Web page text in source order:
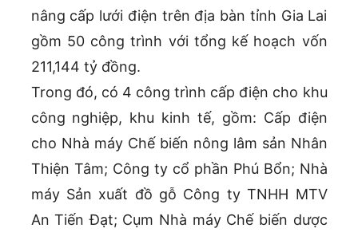
nâng cấp lưới điện trên địa bàn tỉnh Gia Lai
gồm 50 công trình với tổng kế hoạch vốn
211,144 tỷ đồng.
Trong đó, có 4 công trình cấp điện cho khu
công nghiệp, khu kinh tế, gồm: Cấp điện
cho Nhà máy Chế biến nông lâm sản Nhân
Thiện Tâm; Công ty cổ phần Phú Bổn; Nhà
máy Sản xuất đồ gỗ Công ty TNHH MTV
An Tiến Đạt; Cụm Nhà máy Chế biến dược